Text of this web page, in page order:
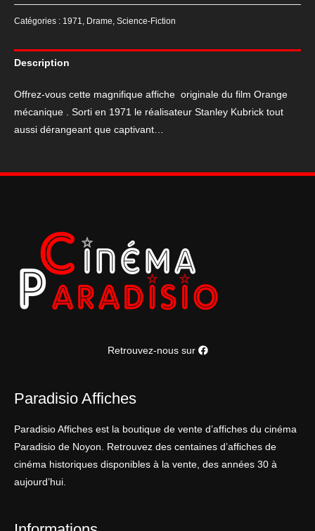
originale
mécanique
120*160
cm
Catégories : 1971, Drame, Science-Fiction
Description
Offrez-vous cette magnifique affiche originale du film Orange
mécanique . Sorti en 1971 le réalisateur Stanley Kubrick tout
aussi dérangeant que captivant…
Retrouvez-nous sur
Paradisio Affiches
Paradisio Affiches est la boutique de vente d’affiches du cinéma
Paradisio de Noyon. Retrouvez des centaines d’affiches de
cinéma historiques disponibles à la vente, des années 30 à
aujourd’hui.